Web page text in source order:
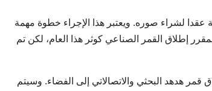
لشراء صوره. ويعتبر هذا الإجراء خطوة مهمة
إطلاق القمر الصناعي كوثر هذا العام، لكن تم
هدهد البحثي والاتصالاتي إلى الفضاء. وسيتم